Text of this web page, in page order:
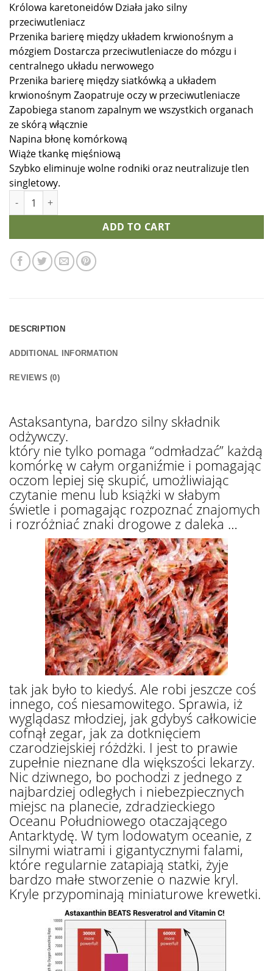
Królowa karetoneidów Działa jako silny
przeciwutleniacz
Przenika barierę między układem krwionośnym a
mózgiem Dostarcza przeciwutleniacze do mózgu i
centralnego układu nerwowego
Przenika barierę między siatkówką a układem
krwionośnym Zaopatruje oczy w przeciwutleniacze
Zapobiega stanom zapalnym we wszystkich organach
ze skórą włącznie
Napina błonę komórkową
Wiąże tkankę mięśniową
Szybko eliminuje wolne rodniki oraz neutralizuje tlen
singletowy.
ASTAXANTHIN Plus quantity
ADD TO CART
DESCRIPTION
ADDITIONAL INFORMATION
REVIEWS (0)
Astaksantyna, bardzo silny składnik
odżywczy.
który nie tylko pomaga “odmładzać” każdą
komórkę w całym organiźmie i pomagając
oczom lepiej się skupić, umożliwiając
czytanie menu lub książki w słabym
świetle i pomagając rozpoznać znajomych
i rozróżniać znaki drogowe z daleka …
tak jak było to kiedyś. Ale robi jeszcze coś
innego, coś niesamowitego. Sprawia, iż ​​
wyglądasz młodziej, jak gdybyś całkowicie
cofnął zegar, jak za dotknięciem
czarodziejskiej różdżki. I jest to prawie
zupełnie nieznane dla większości lekarzy.
Nic dziwnego, bo pochodzi z jednego z
najbardziej odległych i niebezpiecznych
miejsc na planecie, zdradzieckiego
Oceanu Południowego otaczającego
Antarktydę. W tym lodowatym oceanie, z
silnymi wiatrami i gigantycznymi falami,
które regularnie zatapiają statki, żyje
bardzo małe stworzenie o nazwie kryl.
Kryle przypominają miniaturowe krewetki.